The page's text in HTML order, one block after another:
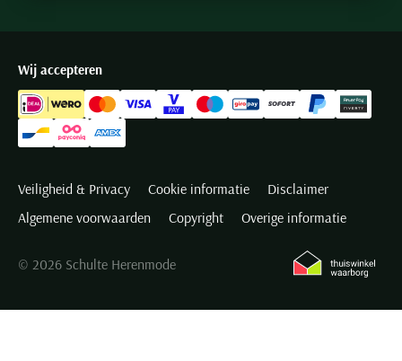
Wij accepteren
Veiligheid & Privacy Cookie informatie
Disclaimer
Algemene voorwaarden
Copyright Overige informatie
© 2026 Schulte Herenmode